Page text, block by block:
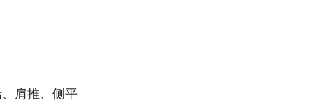
肩推、侧平